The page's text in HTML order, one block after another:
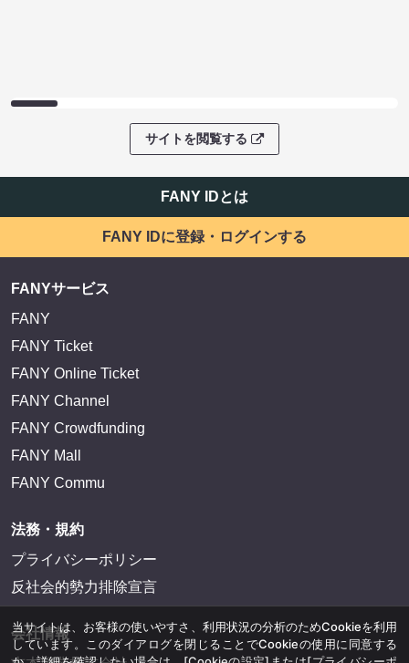
サイトを閲覧する
FANY IDとは
FANY IDに登録・ログインする
FANYサービス
FANY
FANY Ticket
FANY Online Ticket
FANY Channel
FANY Crowdfunding
FANY Mall
FANY Commu
法務・規約
プライバシーポリシー
反社会的勢力排除宣言
会社情報
当サイトは、お客様の使いやすさ、利用状況の分析のためCookieを利用
しています。このダイアログを閉じることでCookieの使用に同意する